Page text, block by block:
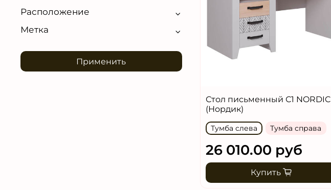
Стол письменный С1 NORDIC
(Нордик)
Тумба слева Тумба справа
26 010.00 руб
Купить
Расположение
Метка
Применить